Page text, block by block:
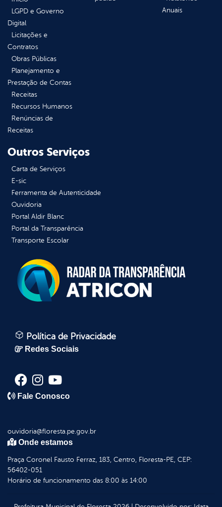
LGPD e Governo
Digital
Licitações e
Contratos
Obras Públicas
Planejamento e
Prestação de Contas
Receitas
Recursos Humanos
Renúncias de
Receitas
Anuais
Outros Serviços
Carta de Serviços
E-sic
Ferramenta de Autenticidade
Ouvidoria
Portal Aldir Blanc
Portal da Transparência
Transporte Escolar
Política de Privacidade
Redes Sociais
Fale Conosco
ouvidoria@floresta.pe.gov.br
Onde estamos
Praça Coronel Fausto Ferraz, 183, Centro, Floresta-PE, CEP:
56402-051
Horário de funcionamento das 8:00 às 14:00